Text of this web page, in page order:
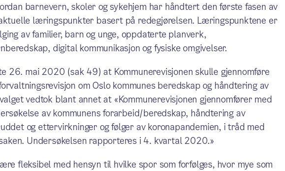
barnevern, skoler og sykehjem har håndtert den første fasen av
læringspunkter basert på redegjørelsen. Læringspunktene er
av familier, barn og unge, oppdaterte planverk,
digital kommunikasjon og fysiske omgivelser.
26. mai 2020 (sak 49) at Kommunerevisjonen skulle gjennomføre
om Oslo kommunes beredskap og håndtering av
vedtok blant annet at «Kommunerevisjonen gjennomfører med
av kommunens forarbeid/beredskap, håndtering av
og ettervirkninger og følger av koronapandemien, i tråd med
Undersøkelsen rapporteres i 4. kvartal 2020.»
fleksibel med hensyn til hvilke spor som forfølges, hvor mye som